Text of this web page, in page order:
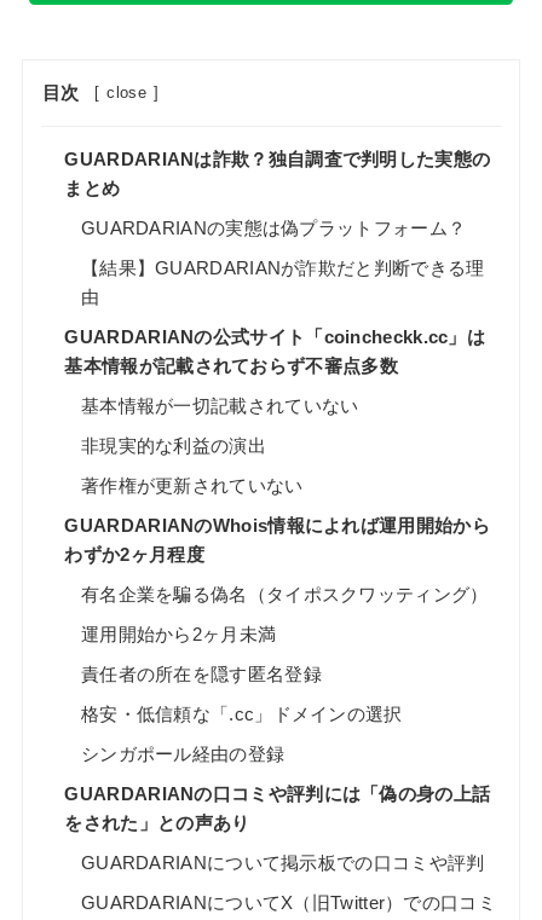
目次 [ close ]
GUARDARIANは詐欺？独自調査で判明した実態の
まとめ
GUARDARIANの実態は偽プラットフォーム？
【結果】GUARDARIANが詐欺だと判断できる理
由
GUARDARIANの公式サイト「coincheckk.cc」は
基本情報が記載されておらず不審点多数
基本情報が一切記載されていない
非現実的な利益の演出
著作権が更新されていない
GUARDARIANのWhois情報によれば運用開始から
わずか2ヶ月程度
有名企業を騙る偽名（タイポスクワッティング）
運用開始から2ヶ月未満
責任者の所在を隠す匿名登録
格安・低信頼な「.cc」ドメインの選択
シンガポール経由の登録
GUARDARIANの口コミや評判には「偽の身の上話
をされた」との声あり
GUARDARIANについて掲示板での口コミや評判
GUARDARIANについてX（旧Twitter）での口コミ